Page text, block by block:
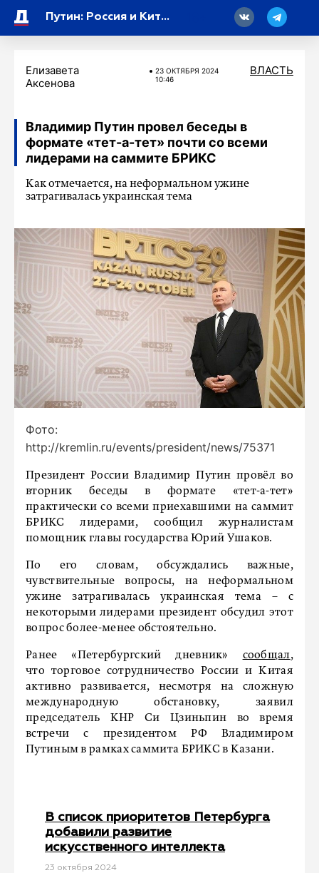
Путин: Россия и Китай успешно реализуют совместные проекты в сферах транспорта, энергетики и сельского хозяйства
Елизавета
Аксенова
23 ОКТЯБРЯ 2024
10:46
ВЛАСТЬ
Владимир Путин провел беседы в
формате «тет-а-тет» почти со всеми
лидерами на саммите БРИКС
Как отмечается, на неформальном ужине
затрагивалась украинская тема
Фото:
http://kremlin.ru/events/president/news/75371
Президент России Владимир Путин провёл во
вторник беседы в формате «тет-а-тет»
практически со всеми приехавшими на саммит
БРИКС лидерами, сообщил журналистам
помощник главы государства Юрий Ушаков.
По его словам, обсуждались важные,
чувствительные вопросы, на неформальном
ужине затрагивалась украинская тема – с
некоторыми лидерами президент обсудил этот
вопрос более-менее обстоятельно.
Ранее «Петербургский дневник» сообщал,
что торговое сотрудничество России и Китая
активно развивается, несмотря на сложную
международную обстановку, заявил
председатель КНР Си Цзиньпин во время
встречи с президентом РФ Владимиром
Путиным в рамках саммита БРИКС в Казани.
В список приоритетов Петербурга
добавили развитие
искусственного интеллекта
23 октября 2024